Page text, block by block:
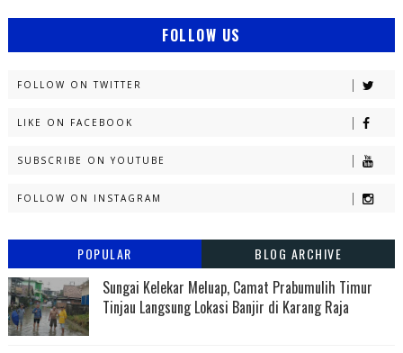
FOLLOW US
FOLLOW ON TWITTER
LIKE ON FACEBOOK
SUBSCRIBE ON YOUTUBE
FOLLOW ON INSTAGRAM
POPULAR BLOG ARCHIVE
Sungai Kelekar Meluap, Camat Prabumulih Timur
Tinjau Langsung Lokasi Banjir di Karang Raja